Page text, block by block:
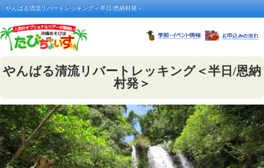
やんばる清流リバートレッキング＜半日/恩納村発＞
やんばる清流リバートレッキング＜半日/恩納
村発＞